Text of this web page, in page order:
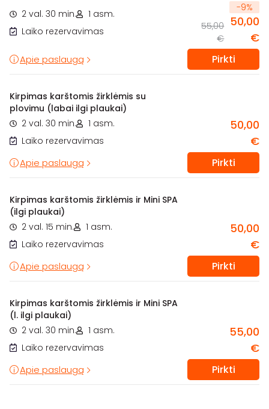
2 val. 30 min.
1 asm.
Laiko rezervavimas
-9%
55,00
€
50,00
€
Apie paslaugą Pirkti
Kirpimas karštomis žirklėmis su
plovimu (labai ilgi plaukai)
2 val. 30 min.
1 asm.
Laiko rezervavimas
50,00
€
Apie paslaugą Pirkti
Kirpimas karštomis žirklėmis ir Mini SPA
(ilgi plaukai)
2 val. 15 min.
1 asm.
Laiko rezervavimas
50,00
€
Apie paslaugą Pirkti
Kirpimas karštomis žirklėmis ir Mini SPA
(l. ilgi plaukai)
2 val. 30 min.
1 asm.
Laiko rezervavimas
55,00
€
Apie paslaugą Pirkti